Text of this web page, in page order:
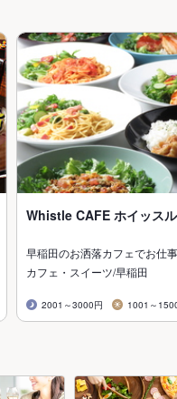
Whistle CAFE ホイッス
早稲田のお洒落カフェでお仕
カフェ・スイーツ/早稲田
2001～3000円 1001～